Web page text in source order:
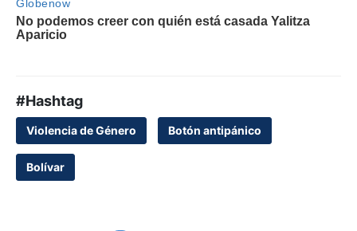
#Hashtag
Violencia de Género Botón antipánico
Bolívar